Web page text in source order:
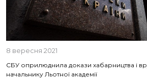
8 вересня 2021
СБУ оприлюднила докази хабарництва і
начальнику Льотної академії